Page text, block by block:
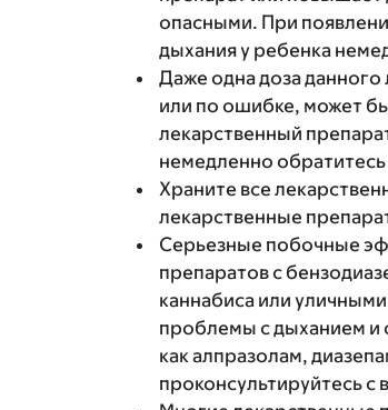
опасными. При
дыхания у ребенка
Даже одна доза данного
или по ошибке, может
лекарственный
немедленно
Храните все
лекарственные
Серьезные побочные
препаратов с
каннабиса или
проблемы с дыханием и
как алпразолам,
проконсультируйтесь с